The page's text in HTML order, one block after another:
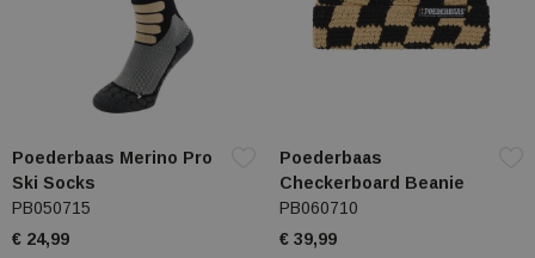
Poederbaas Merino Pro
Ski Socks
PB050715
€ 24,99
Poederbaas
Checkerboard Beanie
PB060710
€ 39,99